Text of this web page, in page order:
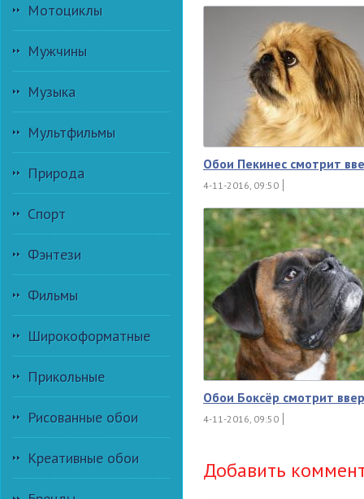
Мотоциклы
Мужчины
Музыка
Мультфильмы
Природа
Спорт
Фэнтези
Фильмы
Широкоформатные
Прикольные
Рисованные обои
Креативные обои
Обои Пекинес смотрит
4-11-2016, 09:50
Обои Боксёр смотрит
4-11-2016, 09:50
Добавить